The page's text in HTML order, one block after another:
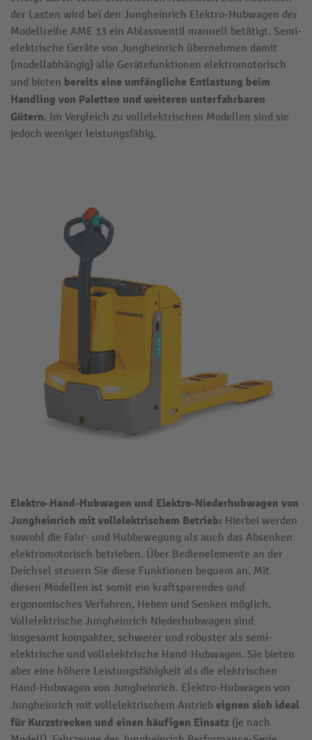
der Lasten wird bei den Jungheinrich Elektro-Hubwagen der
Modellreihe AME 13 ein Ablassventil manuell betätigt. Semi-
elektrische Geräte von Jungheinrich übernehmen damit
(modellabhängig) alle Gerätefunktionen elektromotorisch
und bieten bereits eine umfängliche Entlastung beim
Handling von Paletten und weiteren unterfahrbaren
Gütern. Im Vergleich zu vollelektrischen Modellen sind sie
jedoch weniger leistungsfähig.
Elektro-Hand-Hubwagen und Elektro-Niederhubwagen von
Jungheinrich mit vollelektrischem Betrieb: Hierbei werden
sowohl die Fahr- und Hubbewegung als auch das Absenken
elektromotorisch betrieben. Über Bedienelemente an der
Deichsel steuern Sie diese Funktionen bequem an. Mit
diesen Modellen ist somit ein kraftsparendes und
ergonomisches Verfahren, Heben und Senken möglich.
Vollelektrische Jungheinrich Niederhubwagen sind
insgesamt kompakter, schwerer und robuster als semi-
elektrische und vollelektrische Hand-Hubwagen. Sie bieten
aber eine höhere Leistungsfähigkeit als die elektrischen
Hand-Hubwagen von Jungheinrich. Elektro-Hubwagen von
Jungheinrich mit vollelektrischem Antrieb eignen sich ideal
für Kurzstrecken und einen häufigen Einsatz (je nach